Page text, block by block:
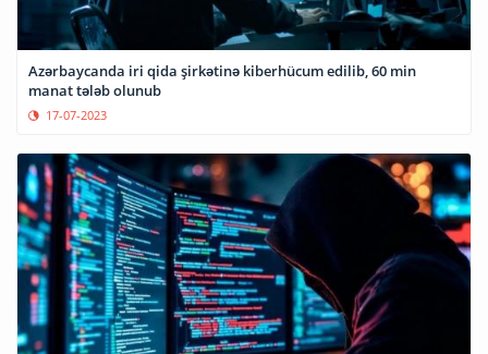
Azərbaycanda iri qida şirkətinə kiberhücum edilib, 60 min
manat tələb olunub
17-07-2023